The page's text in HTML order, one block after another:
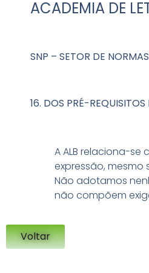
ACADEMIA DE
SNP – SETOR DE
16. DOS PRÉ-
A ALB relaciona-
expressão,
Não adotamos
não compõem
Voltar